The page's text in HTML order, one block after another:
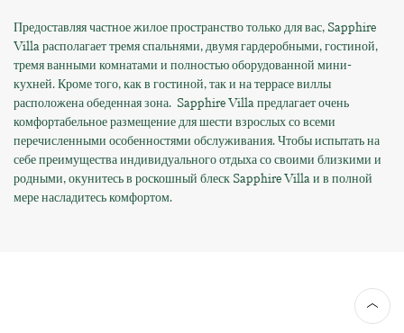
Предоставляя частное жилое пространство только для вас, Sapphire
Villa располагает тремя спальнями, двумя гардеробными, гостиной,
тремя ванными комнатами и полностью оборудованной мини-
кухней. Кроме того, как в гостиной, так и на террасе виллы
расположена обеденная зона. Sapphire Villa предлагает очень
комфортабельное размещение для шести взрослых со всеми
перечисленными особенностями обслуживания. Чтобы испытать на
себе преимущества индивидуального отдыха со своими близкими и
родными, окунитесь в роскошный блеск Sapphire Villa и в полной
мере насладитесь комфортом.